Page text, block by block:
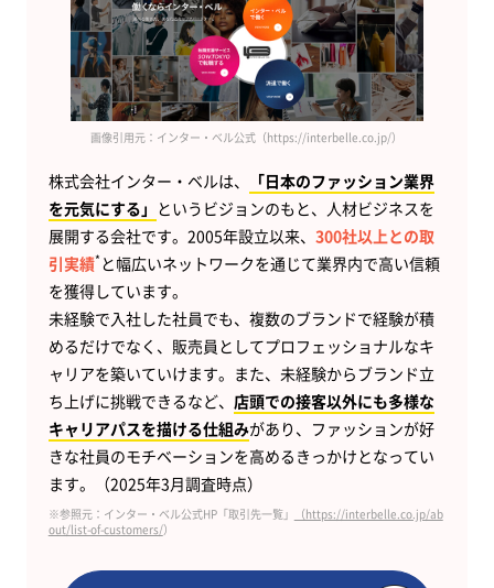
画像引用元：インター・ベル公式（https://interbelle.co.jp/）
株式会社インター・ベルは、
「日本のファッション業界
を元気にする」 というビジョンのもと、人材ビジネスを
展開する会社です。2005年設立以来、 300社以上との取
引実績* と幅広いネットワークを通じて業界内で高い信頼
を獲得しています。
未経験で入社した社員でも、複数のブランドで経験が積
めるだけでなく、販売員としてプロフェッショナルなキ
ャリアを築いていけます。また、未経験からブランド立
ち上げに挑戦できるなど、 店頭での接客以外にも多様な
キャリアパスを描ける仕組みがあり、ファッションが好
きな社員のモチベーションを高めるきっかけとなってい
ます。（2025年3月調査時点）
※参照元：インター・ベル公式HP「取引先一覧」
（https://interbelle.co.jp/ab
out/list-of-customers/）